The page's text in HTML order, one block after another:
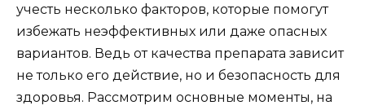
учесть несколько факторов, которые помогут
избежать неэффективных или даже опасных
вариантов. Ведь от качества препарата зависит
не только его действие, но и безопасность для
здоровья. Рассмотрим основные моменты, на